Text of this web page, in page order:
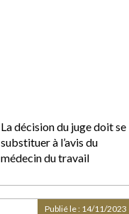
La décision du juge doit se
substituer à l’avis du
médecin du travail
Publié le : 14/11/2023